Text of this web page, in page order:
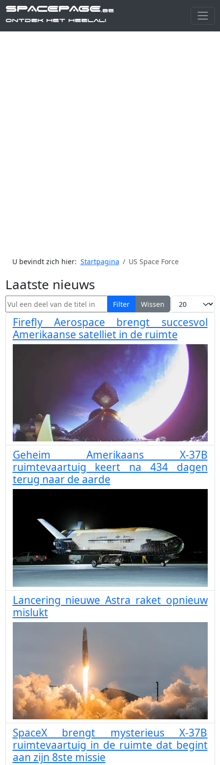
SPACEPAGE.be
Ontdek het heelal!
U bevindt zich hier: Startpagina US Space Force
Laatste nieuws
Vul een deel van de titel in Filter Wissen Toon #
Firefly Aerospace brengt succesvol
Amerikaanse satelliet in de ruimte
Geheim Amerikaans X-37B
ruimtevaartuig keert na 434 dagen
terug naar de aarde
Lancering nieuwe Astra raket opnieuw
mislukt
SpaceX brengt mysterieus X-37B
ruimtevaartuig in de ruimte dat begint
aan zijn 8ste missie